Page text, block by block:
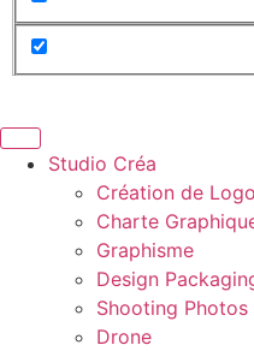
Studio Créa
Création de Logo
Charte
Graphisme
Design
Shooting
Drone